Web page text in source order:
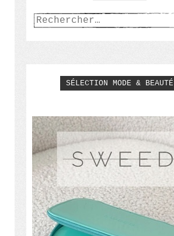
Rechercher :
SÉLECTION MODE & BEAUTÉ